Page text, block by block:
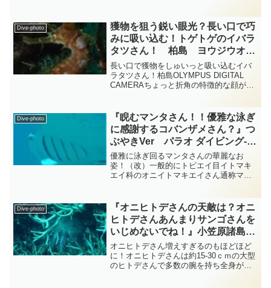
ボン属のヒトヅラハリセンボンさんで
す・・・ハリセンボン科のお...
Dive-photo
獲物を狙う鋭い眼光？長い口で巧
みに吸い込む！トゲトゲのイバラ
タツさん！ 柏島 ヨウジウオ
diving-photo-summary-
tsubuankun
長い口で獲物をしゅいっと吸い込むイバ
ラタツさん！柏島OLYMPUS DIGITAL
CAMERAちょっと折角の特徴的な顔がピ
科タツノオトシゴ属のイバラタツさんで
はないで...
Dive-photo
『睨むマンタさん！！優雅な泳ぎ
に感謝するコバンザメさん？』つ
ぶやきVer パラオ ダイビング‐フ
ォト‐tsubuankun
優雅に泳ぎ回るマンタさんの華麗なお
姿！（改）一般的にトビエイ目イトマキ
エイ科のオニイトマキエイさん通称マン
さんの腹部の斑紋は千差万別で個体識別
に使われるように正にマンタ...
Dive-photo
『オニヒトデさんの天敵は？オニ
ヒトデさんあんまりサンゴさんを
いじめないでね！』小笠原諸島
ダイビング‐フォト‐tsubuankun
オニヒトデさん増えすぎるのもほどほど
に！オニヒトデさんは約15-30ｃｍの大型
のヒトデさんで多数の腕を持ち全身がト